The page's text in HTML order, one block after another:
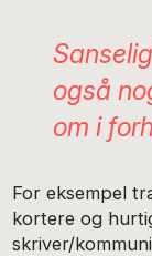
også
om i
For eksempel
kortere og
skriver/